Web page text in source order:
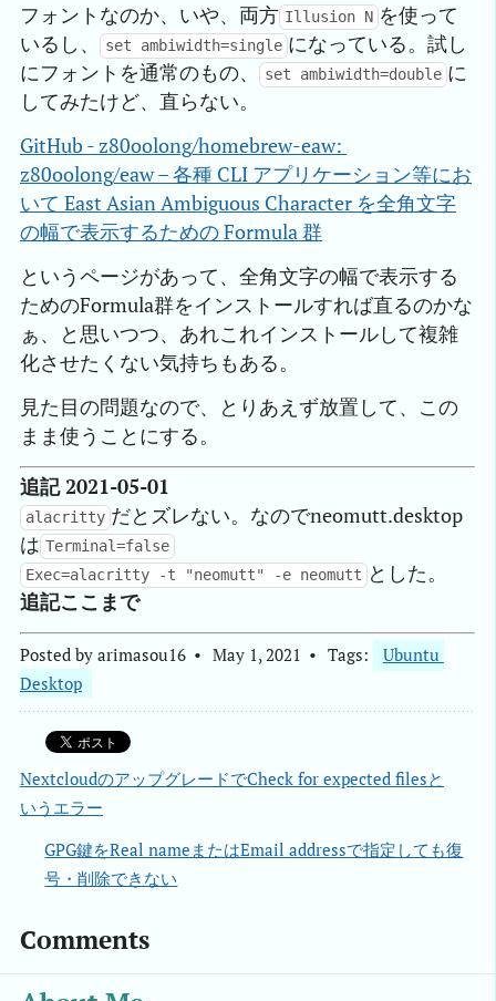
フォントなのか、いや、両方 Illusion N を使って
いるし、
set ambiwidth=single になっている。試し
にフォントを通常のもの、
set ambiwidth=double に
してみたけど、直らない。
GitHub - z80oolong/homebrew-eaw:
z80oolong/eaw – 各種 CLI アプリケーション等にお
いて East Asian Ambiguous Character を全角文字
の幅で表示するための Formula 群
というページがあって、全角文字の幅で表示する
ためのFormula群をインストールすれば直るのかな
ぁ、と思いつつ、あれこれインストールして複雑
化させたくない気持ちもある。
見た目の問題なので、とりあえず放置して、この
まま使うことにする。
追記 2021-05-01
alacritty だとズレない。なのでneomutt.desktop
は Terminal=false
Exec=alacritty -t "neomutt" -e neomutt とした。
追記ここまで
Posted by arimasou16 May 1, 2021 Tags:
Ubuntu
Desktop
NextcloudのアップグレードでCheck for expected filesと
いうエラー
GPG鍵をReal nameまたはEmail addressで指定しても復
号・削除できない
Comments